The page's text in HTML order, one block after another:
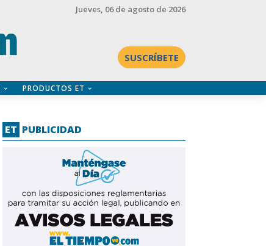
Jueves, 06 de agosto de 2026
SUSCRÍBETE
PRODUCTOS ET
ET PUBLICIDAD